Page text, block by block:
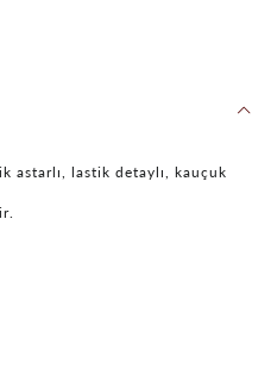
astarlı, lastik detaylı, kauçuk